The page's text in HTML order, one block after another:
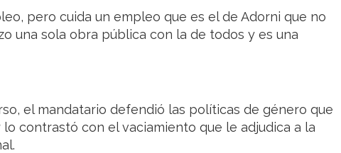
pero cuida un empleo que es el de Adorni que no
una sola obra pública con la de todos y es una
el mandatario defendió las políticas de género que
contrastó con el vaciamiento que le adjudica a la